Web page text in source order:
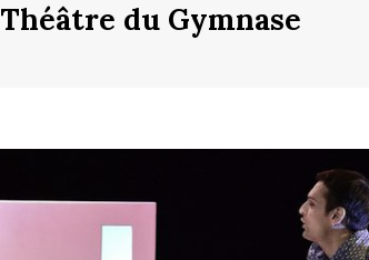
Théâtre du Gymnase